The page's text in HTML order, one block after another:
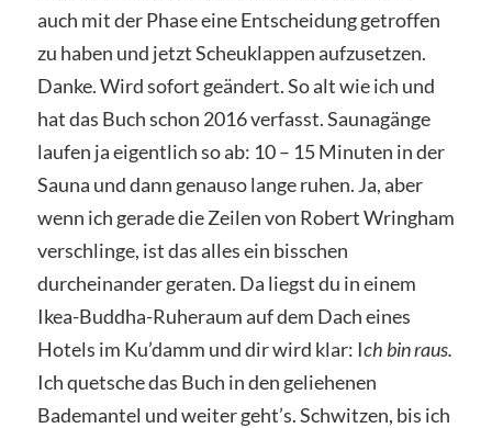
auch mit der Phase eine Entscheidung getroffen
zu haben und jetzt Scheuklappen aufzusetzen.
Danke. Wird sofort geändert. So alt wie ich und
hat das Buch schon 2016 verfasst. Saunagänge
laufen ja eigentlich so ab: 10 – 15 Minuten in der
Sauna und dann genauso lange ruhen. Ja, aber
wenn ich gerade die Zeilen von Robert Wringham
verschlinge, ist das alles ein bisschen
durcheinander geraten. Da liegst du in einem
Ikea-Buddha-Ruheraum auf dem Dach eines
Hotels im Ku’damm und dir wird klar: Ich bin raus.
Ich quetsche das Buch in den geliehenen
Bademantel und weiter geht’s. Schwitzen, bis ich